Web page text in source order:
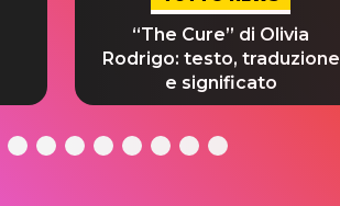
“The Cure” di Olivia
Rodrigo: testo, traduzione
e significato